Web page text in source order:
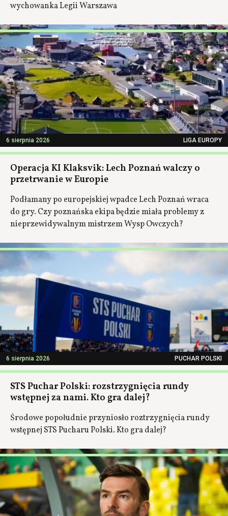
wychowanka Legii Warszawa
6 sierpnia 2026 LIGA EUROPY
Operacja KI Klaksvik: Lech Poznań walczy o
przetrwanie w Europie
Podłamany po europejskiej wpadce Lech Poznań wraca
do gry. Czy poznańska ekipa będzie miała problemy z
nieprzewidywalnym mistrzem Wysp Owczych?
6 sierpnia 2026 PUCHAR POLSKI
STS Puchar Polski: rozstrzygnięcia rundy
wstępnej za nami. Kto gra dalej?
Środowe popołudnie przyniosło roztrzygnięcia rundy
wstępnej STS Pucharu Polski. Kto gra dalej?